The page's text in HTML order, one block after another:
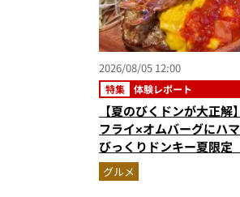
2026/08/05 12:00
特集 体験レポート
【夏のびくドンが大正解
フライ×オムバーグにハ
びっくりドンキー夏限定
けるハンバーグ」を実食
グルメ